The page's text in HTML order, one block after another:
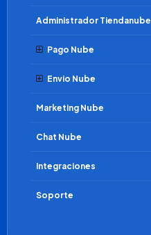
Administrador Tiendanube
Pago Nube
Envio Nube
Marketing Nube
Chat Nube
Integraciones
Soporte